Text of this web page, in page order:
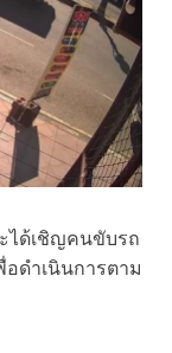
ได้เชิญคนขับรถ
อดำเนินการตาม